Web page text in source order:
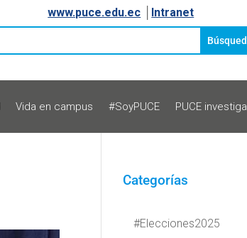
www.puce.edu.ec Intranet
Vida en campus #SoyPUCE PUCE investiga
Categorías
#Elecciones2025